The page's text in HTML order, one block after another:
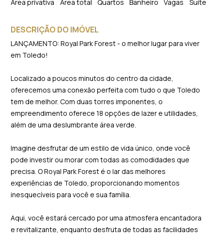
Área privativa
Área total
Quartos
Banheiro
Vagas
Suite
DESCRIÇÃO DO IMÓVEL
LANÇAMENTO: Royal Park Forest - o melhor lugar para viver
em Toledo!
Localizado a poucos minutos do centro da cidade,
oferecemos uma conexão perfeita com tudo o que Toledo
tem de melhor. Com duas torres imponentes, o
empreendimento oferece 18 opções de lazer e utilidades,
além de uma deslumbrante área verde.
Imagine desfrutar de um estilo de vida único, onde você
pode investir ou morar com todas as comodidades que
precisa. O Royal Park Forest é o lar das melhores
experiências de Toledo, proporcionando momentos
inesquecíveis para você e sua família.
Aqui, você estará cercado por uma atmosfera encantadora
e revitalizante, enquanto desfruta de todas as facilidades